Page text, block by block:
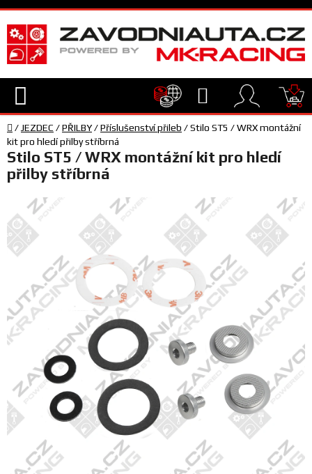
Přejít
na
obsah
Hledat
TECHNIKA
VYBAVENÍ
JEZDEC
TÝM
SERVIS
FANOUŠCI
Profil
firmy
Obchodní
podmínky
Domů
/ JEZDEC /PŘILBY/Příslušenství přileb /Stilo ST5 / WRX montážní
kit pro hledí přilby stříbrná
Stilo ST5 / WRX montážní kit pro hledí
přilby stříbrná